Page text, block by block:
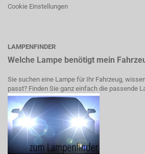
Cookie Einstellungen
LAMPENFINDER
Welche Lampe benötigt mein
Sie suchen eine Lampe für Ihr Fahrzeug,
passt? Finden Sie ganz einfach die passende